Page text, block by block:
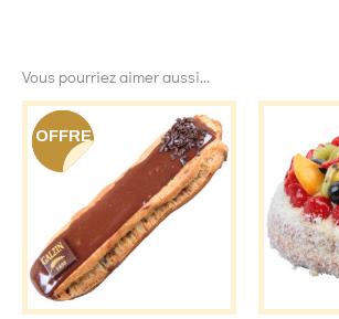
Vous pourriez aimer aussi...
OFFRE